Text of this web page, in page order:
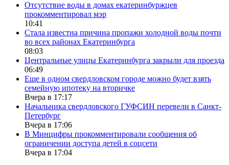
Отсутствие воды в домах екатеринбуржцев
прокомментировал мэр
10:41
Стала известна причина пропажи холодной воды почти
во всех районах Екатеринбурга
08:03
Центральные улицы Екатеринбурга закрыли для проезда
06:49
Еще в одном свердловском городе можно будет взять
семейную ипотеку на вторичке
Вчера в 17:17
Начальника свердловского ГУФСИН перевели в Санкт-
Петербург
Вчера в 17:06
В Минцифры прокомментировали сообщения об
ограничении доступа детей в соцсети
Вчера в 17:04